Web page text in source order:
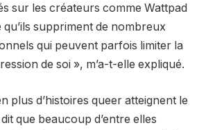
sur les créateurs comme Wattpad
suppriment de nombreux
qui peuvent parfois limiter la
de soi », m’a-t-elle expliqué.
plus d’histoires queer atteignent le
que beaucoup d’entre elles